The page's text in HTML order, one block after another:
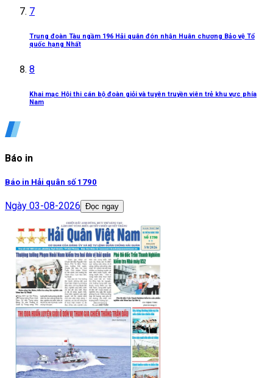
7
Trung đoàn Tàu ngầm 196 Hải quân đón nhận Huân chương Bảo vệ Tổ
quốc hạng Nhất
8
Khai mạc Hội thi cán bộ đoàn giỏi và tuyên truyền viên trẻ khu vực phía
Nam
Báo in
Báo in Hải quân số 1790
Ngày 03-08-2026 Đọc ngay